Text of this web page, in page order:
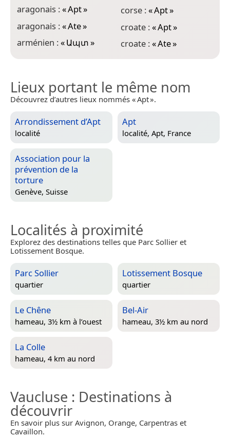
aragonais :«Apt»
aragonais :«Ate»
arménien :«Ապտ»
corse :«Apt»
croate :«Apt»
croate :«Ate»
Lieux portant le même nom
Découvrez d’autres lieux nommés « Apt ».
Arrondissement d’Apt
localité
Apt
localité, Apt, France
Association pour la
prévention de la
torture
Genève, Suisse
Localités à proximité
Explorez des destinations telles que Parc Sollier et
Lotissement Bosque.
Parc Sollier
quartier
Lotissement Bosque
quartier
Le Chêne
hameau, 3½ km à l’ouest
Bel-Air
hameau, 3½ km au nord
La Colle
hameau, 4 km au nord
Vaucluse : Destinations à
découvrir
En savoir plus sur Avignon, Orange, Carpentras et
Cavaillon.